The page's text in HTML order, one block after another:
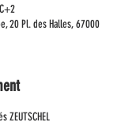
20 Pl. des Halles, 67000